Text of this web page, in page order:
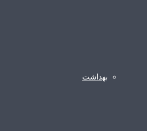
بهداشت